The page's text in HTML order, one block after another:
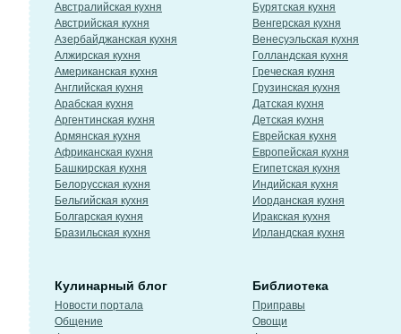
Австралийская кухня
Австрийская кухня
Азербайджанская кухня
Алжирская кухня
Американская кухня
Английская кухня
Арабская кухня
Аргентинская кухня
Армянская кухня
Африканская кухня
Башкирская кухня
Белорусская кухня
Бельгийская кухня
Болгарская кухня
Бразильская кухня
Бурятская кухня
Венгерская кухня
Венесуэльская кухня
Голландская кухня
Греческая кухня
Грузинская кухня
Датская кухня
Детская кухня
Еврейская кухня
Европейская кухня
Египетская кухня
Индийская кухня
Иорданская кухня
Иракская кухня
Ирландская кухня
Кулинарный блог
Новости портала
Общение
Библиотека
Приправы
Овощи